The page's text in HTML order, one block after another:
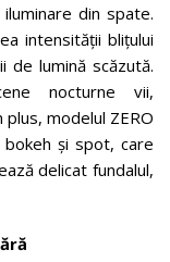
din spate.
intensității blițului
de lumină scăzută.
nocturne vii,
modelul ZERO
și spot, care
delicat fundalul,